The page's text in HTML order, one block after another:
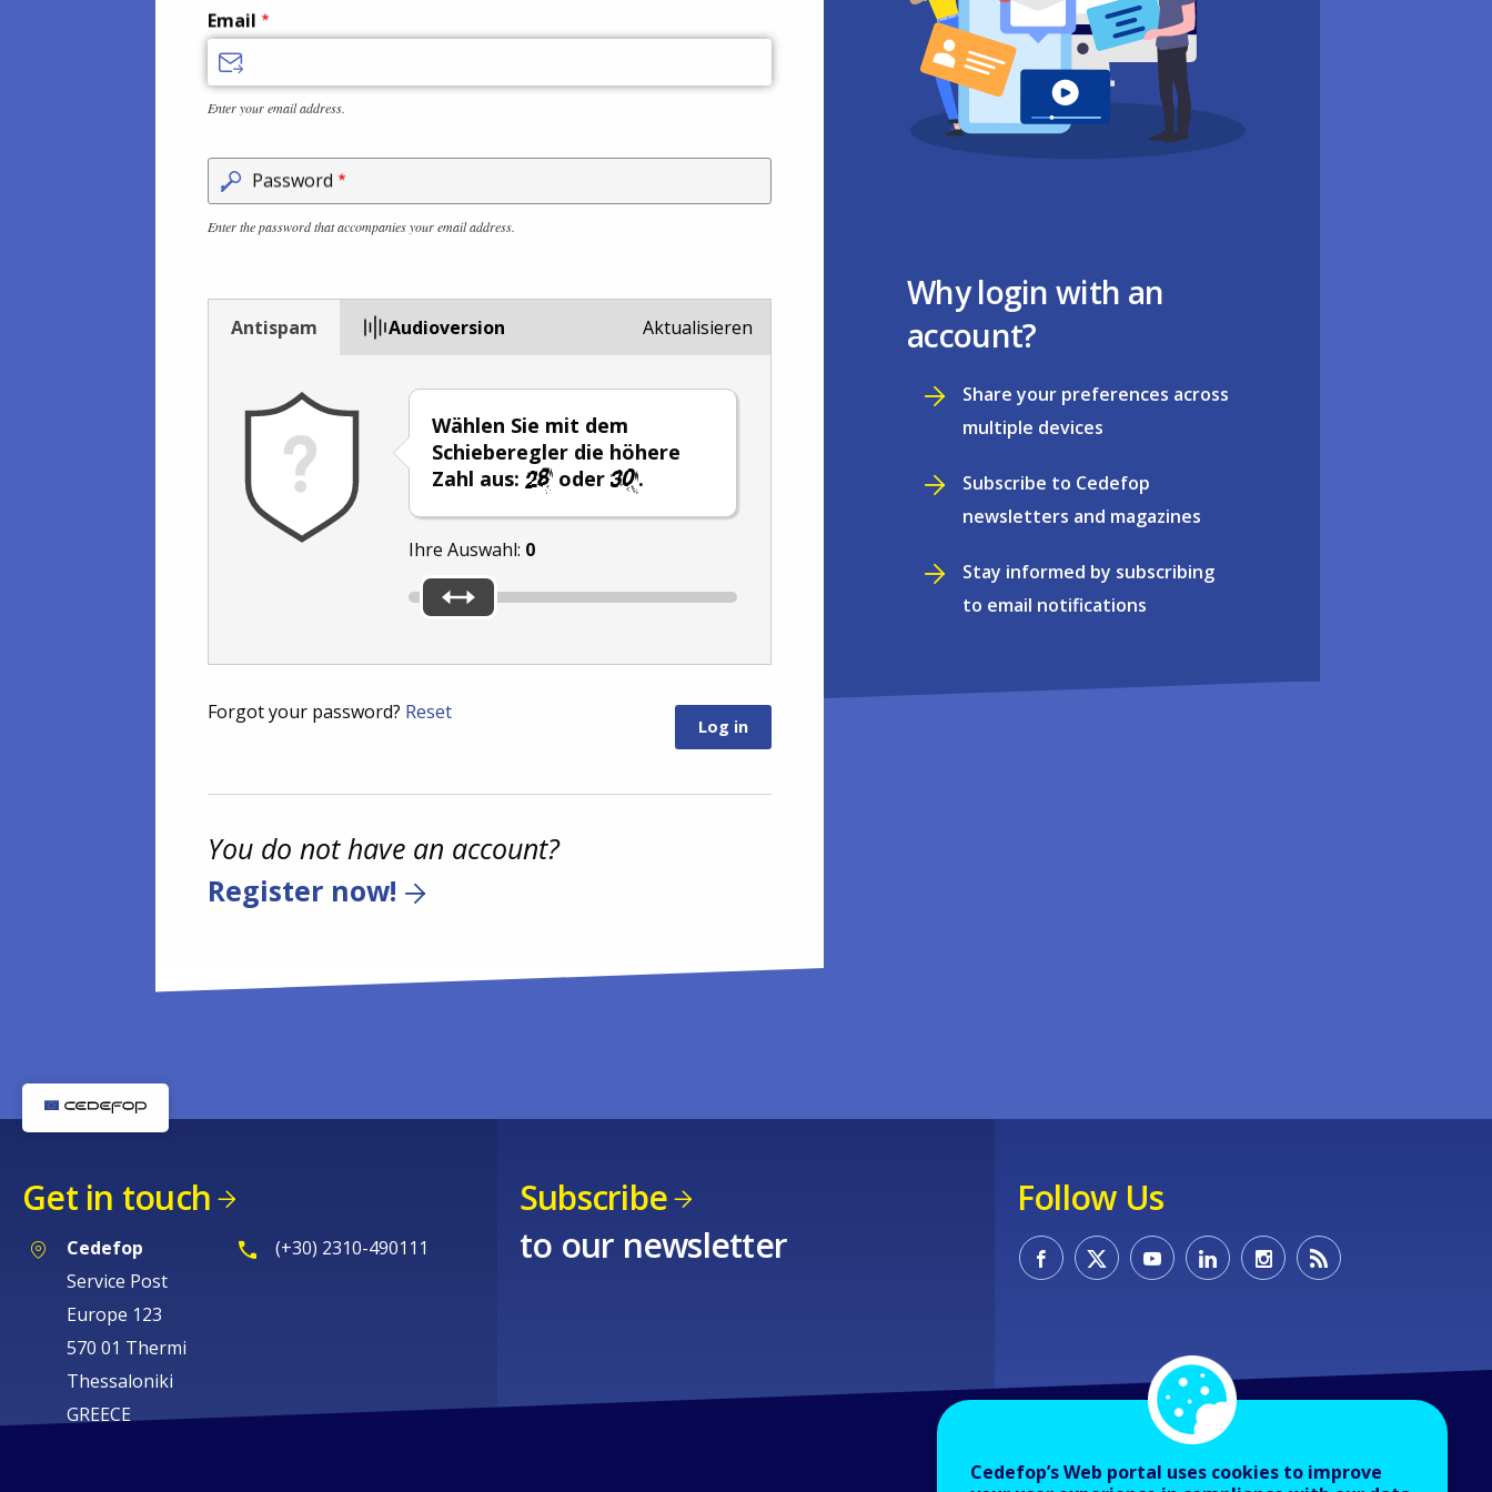
Email
Enter your email address.
Password
Enter the password that accompanies your email address.
Antispam Audioversion
Wählen Sie mit dem
Schieberegler die höhere
Zahl aus:
oder .
Ihre Auswahl: 0
Aktualisieren
Forgot your password? Reset
You do not have an account?
Register now!
Why login with an
account?
Share your preferences across
multiple devices
Subscribe to Cedefop
newsletters and magazines
Stay informed by subscribing
to email notifications
Get in touch
Cedefop
Service Post
Europe 123
570 01 Thermi
Thessaloniki
GREECE
(+30) 2310-490111
Subscribe
to our newsletter
Follow Us
Cedefop’s Web portal uses cookies to improve